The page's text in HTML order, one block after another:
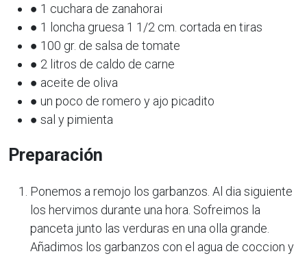
● 1 cuchara de zanahorai
● 1 loncha gruesa 1 1/2 cm. cortada en tiras
● 100 gr. de salsa de tomate
● 2 litros de caldo de carne
● aceite de oliva
● un poco de romero y ajo picadito
● sal y pimienta
Preparación
Ponemos a remojo los garbanzos. Al dia siguiente
los hervimos durante una hora. Sofreimos la
panceta junto las verduras en una olla grande.
Añadimos los garbanzos con el agua de coccion y